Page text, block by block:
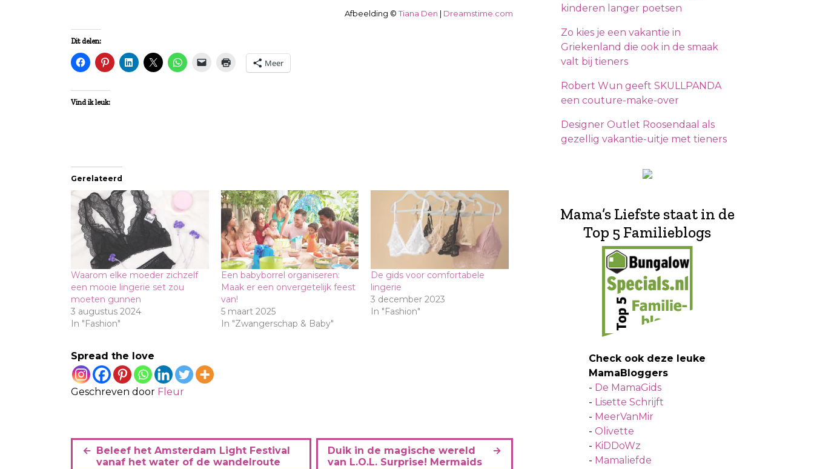
Afbeelding ©Tiana Den | Dreamstime.com
Dit delen:
Meer
Vind ik leuk:
Gerelateerd
Waarom elke moeder zichzelf
een mooie lingerie set zou
moeten gunnen
3 augustus 2024
In "Fashion"
Een babyborrel organiseren:
Maak er een onvergetelijk feest
van!
5 maart 2025
In "Zwangerschap & Baby"
De gids voor comfortabele
lingerie
3 december 2023
In "Fashion"
Spread the love
Geschreven door Fleur
Beleef het Amsterdam Light Festival
vanaf het water of de wandelroute
Duik in de magische wereld
van L.O.L. Surprise! Mermaids
kinderen langer poetsen
Zo kies je een vakantie in
Griekenland die ook in de smaak
valt bij tieners
Robert Wun geeft SKULLPANDA
een couture-make-over
Designer Outlet Roosendaal als
gezellig vakantie-uitje met tieners
Mama’s Liefste staat in de
Top 5 Familieblogs
Check ook deze leuke
MamaBloggers
- De MamaGids
- Lisette Schrijft
- MeerVanMir
- Olivette
- KiDDoWz
- Mamaliefde